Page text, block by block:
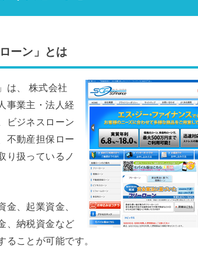
ーン」とは
は、 株式会社
事業主・法人経
ビジネスローン
不動産担保ロー
り扱っているノ
金、起業資金、
、納税資金など
ることが可能です。